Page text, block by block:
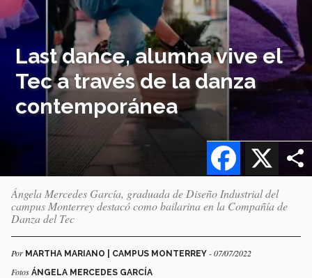
Last dance, alumna vive el
Tec a través de la danza
contemporánea
X
Facebook
Ángela Mercedes García, graduada de Diseño Industrial del
campus Monterrey destacó como bailarina en la Compañía de
Danza del Tec
Por MARTHA MARIANO | CAMPUS MONTERREY - 07/07/2022
Fotos ÁNGELA MERCEDES GARCÍA